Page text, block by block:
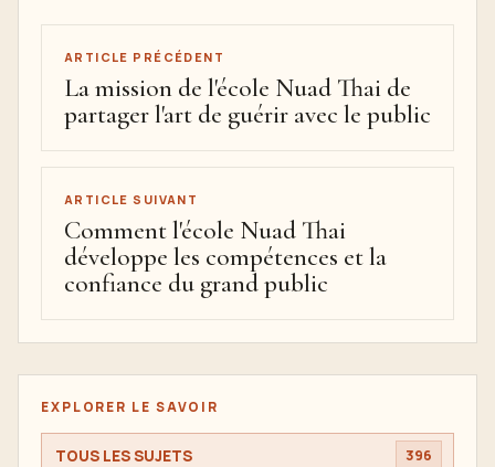
ARTICLE PRÉCÉDENT
La mission de l'école Nuad Thai de
partager l'art de guérir avec le public
ARTICLE SUIVANT
Comment l'école Nuad Thai
développe les compétences et la
confiance du grand public
EXPLORER LE SAVOIR
TOUS LES SUJETS 396